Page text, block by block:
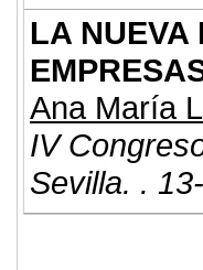
LA NUEVA
Ana María
IV
Sevilla. .